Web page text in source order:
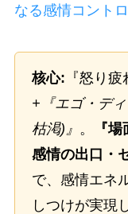
なる感情コントロ
核心: 『怒り
+『エゴ・デ
枯渇)』 。
『
感情の出口・
で、感情エネ
しつけが実現